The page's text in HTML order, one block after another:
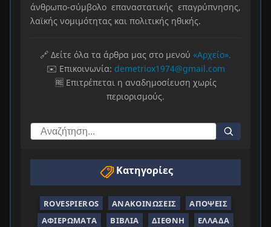
άνθρωπο-σύμβολο επαναστατικής επαγρύπνησης,
λαϊκής νομιμότητας και πολιτικής ηθικής.
🔗 Δείτε όλα τα άρθρα μας στο μενού «Αρχείο».
✉️ Επικοινωνία: demetriox1974@gmail.com
🆓 Επιτρέπεται η αναδημοσίευση χωρίς
περιορισμούς.
Κατηγορίες
ROVESPIEROS ΑΝΑΚΟΙΝΏΣΕΙΣ
ΑΠΌΨΕΙΣ
ΑΦΙΕΡΏΜΑΤΑ
ΒΙΒΛΊΑ ΔΙΕΘΝΉ
ΕΛΛΆΔΑ